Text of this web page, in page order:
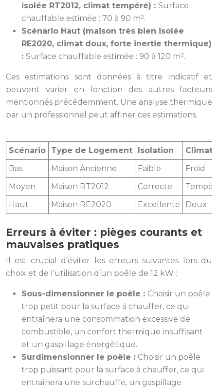
isolée RT2012, climat tempéré) : Surface
chauffable estimée : 70 à 90 m².
Scénario Haut (maison très bien isolée
RE2020, climat doux, forte inertie thermique)
: Surface chauffable estimée : 90 à 120 m².
Ces estimations sont données à titre indicatif et
peuvent varier en fonction des autres facteurs
mentionnés précédemment. Une analyse thermique
par un professionnel peut affiner ces estimations.
Scénario Type de Logement Isolation
Climat
Bas
Maison Ancienne Faible
Froid
Moyen
Maison RT2012 Correcte
Haut
Maison RE2020 Excellente Doux
Erreurs à éviter : pièges courants et
mauvaises pratiques
Il est crucial d’éviter les erreurs suivantes lors du
choix et de l’utilisation d’un poêle de 12 kW :
Sous-dimensionner le poêle : Choisir un poêle
trop petit pour la surface à chauffer, ce qui
entraînera une consommation excessive de
combustible, un confort thermique insuffisant
et un gaspillage énergétique.
Surdimensionner le poêle : Choisir un poêle
trop puissant pour la surface à chauffer, ce qui
entraînera une surchauffe, un gaspillage